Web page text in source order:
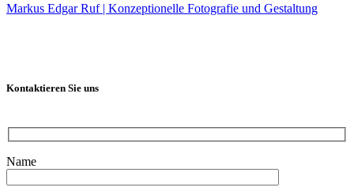
Markus Edgar Ruf | Konzeptionelle Fotografie und Gestaltung
Kontaktieren Sie uns
Name